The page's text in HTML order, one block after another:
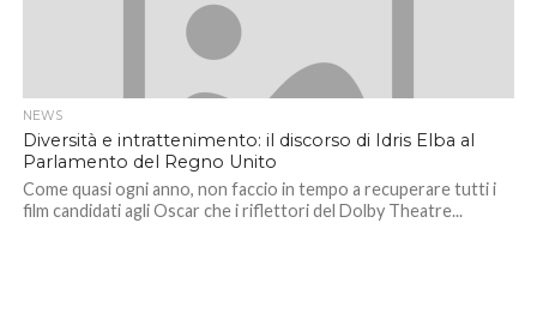
NEWS
Diversità e intrattenimento: il discorso di Idris Elba al
Parlamento del Regno Unito
Come quasi ogni anno, non faccio in tempo a recuperare tutti i
film candidati agli Oscar che i riflettori del Dolby Theatre...